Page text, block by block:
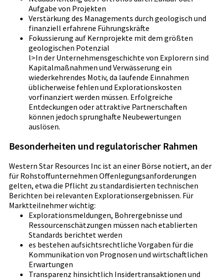
Aufgabe von Projekten
Verstärkung des Managements durch geologisch und
finanziell erfahrene Führungskräfte
Fokussierung auf Kernprojekte mit dem größten
geologischen Potenzial
l>In der Unternehmensgeschichte von Explorern sind
Kapitalmaßnahmen und Verwässerung ein
wiederkehrendes Motiv, da laufende Einnahmen
üblicherweise fehlen und Explorationskosten
vorfinanziert werden müssen. Erfolgreiche
Entdeckungen oder attraktive Partnerschaften
können jedoch sprunghafte Neubewertungen
auslösen.
Besonderheiten und regulatorischer Rahmen
Western Star Resources Inc ist an einer Börse notiert, an der
für Rohstoffunternehmen Offenlegungsanforderungen
gelten, etwa die Pflicht zu standardisierten technischen
Berichten bei relevanten Explorationsergebnissen. Für
Marktteilnehmer wichtig:
Explorationsmeldungen, Bohrergebnisse und
Ressourcenschätzungen müssen nach etablierten
Standards berichtet werden
es bestehen aufsichtsrechtliche Vorgaben für die
Kommunikation von Prognosen und wirtschaftlichen
Erwartungen
Transparenz hinsichtlich Insidertransaktionen und